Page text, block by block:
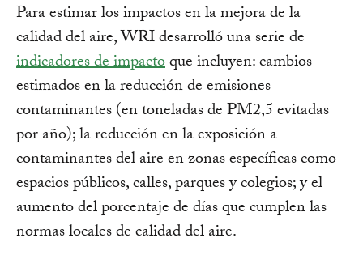
Para estimar los impactos en la mejora de la
calidad del aire, WRI desarrolló una serie de
indicadores de impactoque incluyen: cambios
estimados en la reducción de emisiones
contaminantes (en toneladas de PM2,5 evitadas
por año); la reducción en la exposición a
contaminantes del aire en zonas específicas como
espacios públicos, calles, parques y colegios; y el
aumento del porcentaje de días que cumplen las
normas locales de calidad del aire.